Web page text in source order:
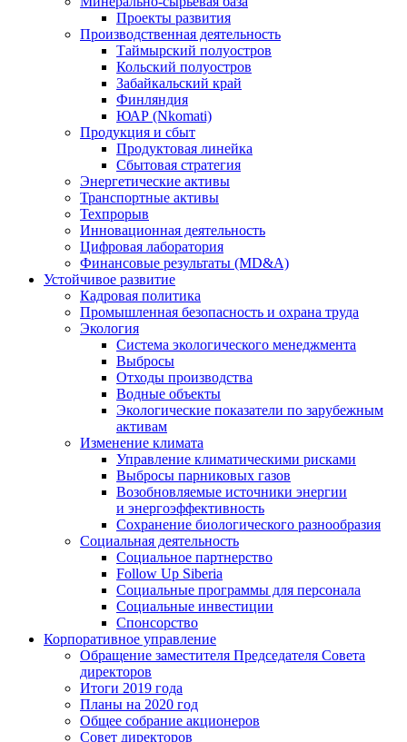
Проекты развития
Производственная деятельность
Таймырский полуостров
Кольский полуостров
Забайкальский край
Финляндия
ЮАР (Nkomati)
Продукция и сбыт
Продуктовая линейка
Сбытовая стратегия
Энергетические активы
Транспортные активы
Техпрорыв
Инновационная деятельность
Цифровая лаборатория
Финансовые результаты (MD&A)
Устойчивое развитие
Кадровая политика
Промышленная безопасность и охрана труда
Экология
Система экологического менеджмента
Выбросы
Отходы производства
Водные объекты
Экологические показатели по зарубежным
активам
Изменение климата
Управление климатическими рисками
Выбросы парниковых газов
Возобновляемые источники энергии
и энергоэффективность
Сохранение биологического разнообразия
Социальная деятельность
Социальное партнерство
Follow Up Siberia
Социальные программы для персонала
Социальные инвестиции
Спонсорство
Корпоративное управление
Обращение заместителя Председателя Совета
директоров
Итоги 2019 года
Планы на 2020 год
Общее собрание акционеров
Совет директоров